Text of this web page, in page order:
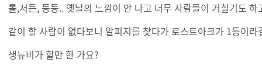
롤,서든, 등등.. 옛날의 느낌이 안 나고 너무 사람들이 거칠기도 하
같이 할 사람이 없다보니 알피지를 찾다가 로스트아크가 1등이라
생뉴비가 할만 한 가요?